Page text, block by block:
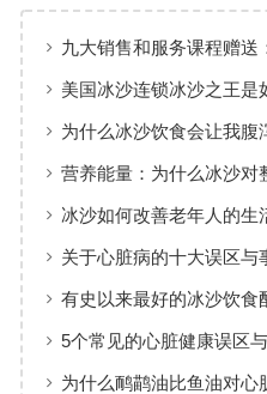
九大销售和服务课程赠送
美国冰沙连锁冰沙之王是
为什么冰沙饮食会让我腹
营养能量：为什么冰沙对
冰沙如何改善老年人的生
关于心脏病的十大误区与
有史以来最好的冰沙饮食
5个常见的心脏健康误区
为什么鸸鹋油比鱼油对心